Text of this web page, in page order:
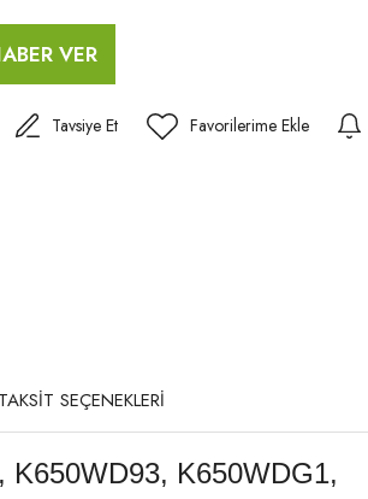
VER
Tavsiye Et
TAKSİT SEÇENEKLERİ
K650WD93, K650WDG1,